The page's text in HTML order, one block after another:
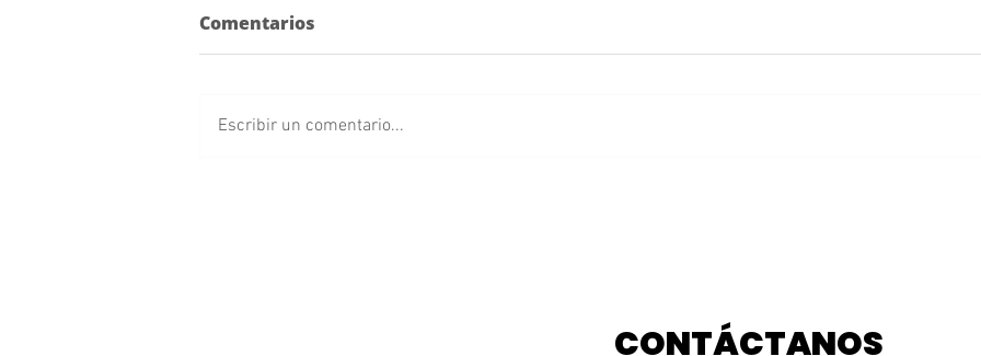
Comentarios
Escribir un comentario...
CONTÁCTANOS